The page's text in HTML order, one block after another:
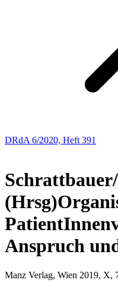
DRdA 6/2020, Heft 391
(Hrsg)
Anspruch
Manz Verlag, Wien 2019, X,